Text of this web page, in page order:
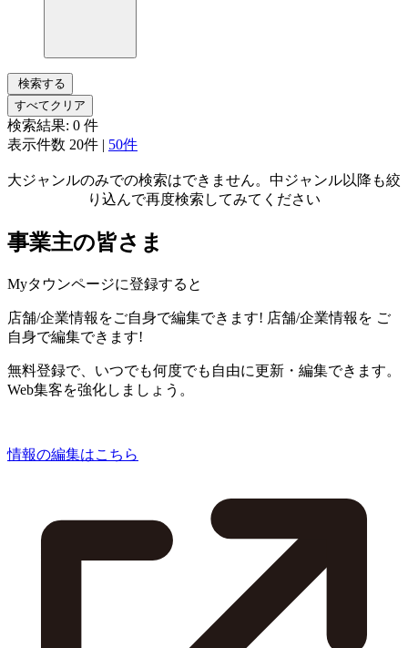
検索する
すべてクリア
検索結果: 0 件
表示件数 20件 | 50件
大ジャンルのみでの検索はできません。中ジャンル以降も絞
り込んで再度検索してみてください
事業主の皆さま
Myタウンページに登録すると
店舗/企業情報をご自身で編集できます! 店舗/企業情報を ご
自身で編集できます!
無料登録で、いつでも何度でも自由に更新・編集できます。
Web集客を強化しましょう。
情報の編集はこちら